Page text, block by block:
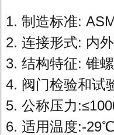
1. 制造标准:
2. 连接形式: 内
3. 结构特征: 锥
4. 阀门检验和试
5. 公称压力
6. 适用温度:-